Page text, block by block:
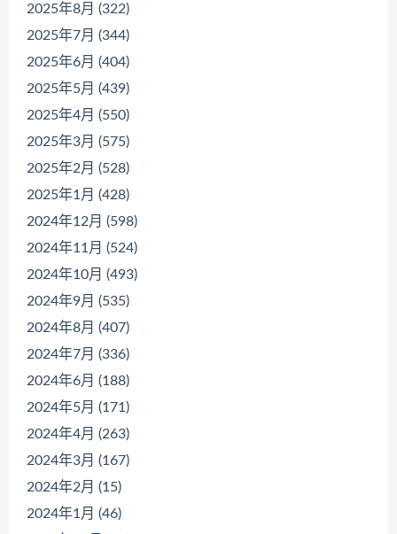
2025年8月 (322)
2025年7月 (344)
2025年6月 (404)
2025年5月 (439)
2025年4月 (550)
2025年3月 (575)
2025年2月 (528)
2025年1月 (428)
2024年12月 (598)
2024年11月 (524)
2024年10月 (493)
2024年9月 (535)
2024年8月 (407)
2024年7月 (336)
2024年6月 (188)
2024年5月 (171)
2024年4月 (263)
2024年3月 (167)
2024年2月 (15)
2024年1月 (46)